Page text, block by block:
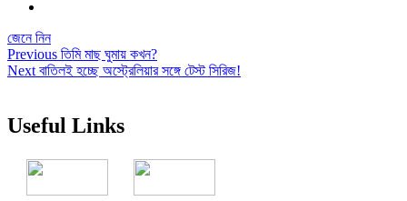
জেনে নিন
Post
navigation
Previous Previous
post:
তিমি মাছ ঘুমায় কখন?
Next Next
বাতিলই হচ্ছে অস্ট্রেলিয়ার সঙ্গে টেস্ট সিরিজ!
Useful Links